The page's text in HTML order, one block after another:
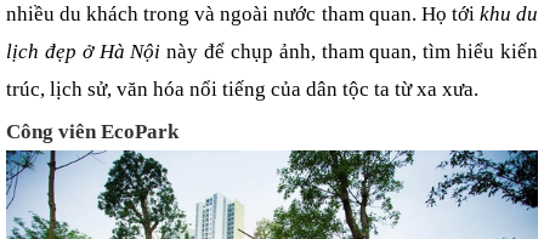
nhiều du khách trong và ngoài nước tham quan. Họ tới khu du
lịch đẹp ở Hà Nội này để chụp ảnh, tham quan, tìm hiểu kiến
trúc, lịch sử, văn hóa nổi tiếng của dân tộc ta từ xa xưa.
Công viên EcoPark